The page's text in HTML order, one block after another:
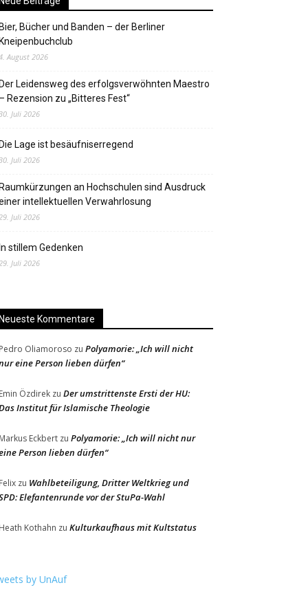
Bier, Bücher und Banden – der Berliner
Kneipenbuchclub
August 2026
Der Leidensweg des erfolgsverwöhnten Maestro
– Rezension zu „Bitteres Fest“
Juli 2026
Die Lage ist besäufniserregend
Juli 2026
Raumkürzungen an Hochschulen sind Ausdruck
intellektuellen Verwahrlosung
Juli 2026
In stillem Gedenken
Juli 2026
Neueste Kommentare
Pedro Oliamoroso zu Polyamorie: „Ich will nicht
eine Person lieben dürfen“
Emin Özdirek zu Der umstrittenste Ersti der HU:
Institut für Islamische Theologie
Markus Eckbert zu Polyamorie: „Ich will nicht nur
Person lieben dürfen“
Felix zu Wahlbeteiligung, Dritter Weltkrieg und
Elefantenrunde vor der StuPa-Wahl
Heath Kothahn zu Kulturkaufhaus mit Kultstatus
by UnAuf